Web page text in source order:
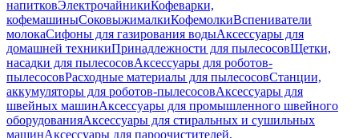
напитковЭлектрочайникиКофеварки,
кофемашиныСоковыжималкиКофемолкиВспениватели
молокаСифоны для газирования водыАксессуары для
домашней техникиПринадлежности для пылесосовЩетки,
насадки для пылесосовАксессуары для роботов-
пылесосовРасходные материалы для пылесосовСтанции,
аккумуляторы для роботов-пылесосовАксессуары для
швейных машинАксессуары для промышленного швейного
оборудованияАксессуары для стиральных и сушильных
машинАксессуары для пароочистителей,